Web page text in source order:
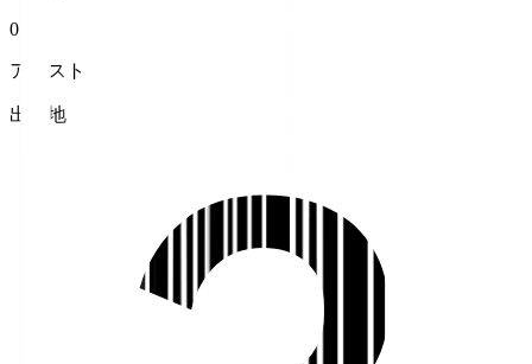
0
アシスト
出身地